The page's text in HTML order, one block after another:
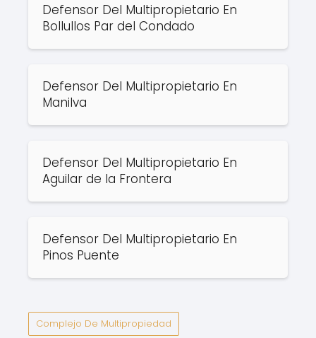
Defensor Del Multipropietario En
Bollullos Par del Condado
Defensor Del Multipropietario En
Manilva
Defensor Del Multipropietario En
Aguilar de la Frontera
Defensor Del Multipropietario En
Pinos Puente
Complejo De Multipropiedad